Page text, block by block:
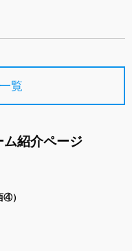
覧
ム紹介ページ
④）